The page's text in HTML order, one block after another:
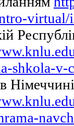
virtual/
shkola-